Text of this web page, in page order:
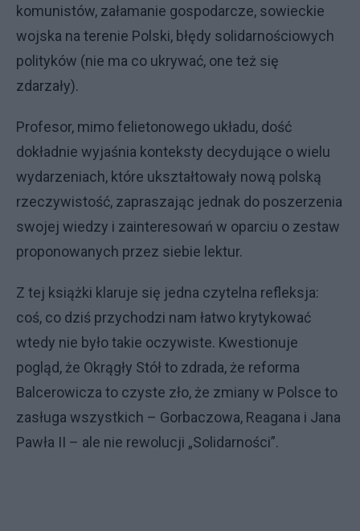
komunistów, załamanie gospodarcze, sowieckie
wojska na terenie Polski, błędy solidarnościowych
polityków (nie ma co ukrywać, one też się
zdarzały).
Profesor, mimo felietonowego układu, dość
dokładnie wyjaśnia konteksty decydujące o wielu
wydarzeniach, które ukształtowały nową polską
rzeczywistość, zapraszając jednak do poszerzenia
swojej wiedzy i zainteresowań w oparciu o zestaw
proponowanych przez siebie lektur.
Z tej książki klaruje się jedna czytelna refleksja:
coś, co dziś przychodzi nam łatwo krytykować
wtedy nie było takie oczywiste. Kwestionuje
pogląd, że Okrągły Stół to zdrada, że reforma
Balcerowicza to czyste zło, że zmiany w Polsce to
zasługa wszystkich – Gorbaczowa, Reagana i Jana
Pawła II – ale nie rewolucji „Solidarności”.